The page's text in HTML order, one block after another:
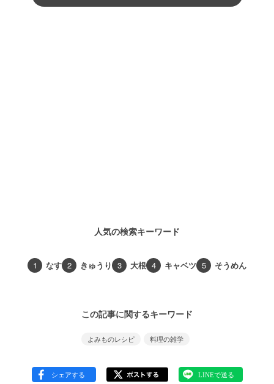
人気の検索キーワード
1 なす 2 きゅうり 3 大根 4 キャベツ 5 そうめん
この記事に関するキーワード
よみものレシピ 料理の雑学